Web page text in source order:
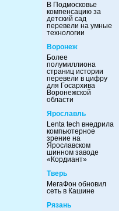
В Подмосковье
компенсацию за
детский сад
перевели на умные
технологии
Воронеж
Более
полумиллиона
страниц истории
перевели в цифру
для Госархива
Воронежской
области
Ярославль
Lenta tech внедрила
компьютерное
зрение на
Ярославском
шинном заводе
«Кордиант»
Тверь
МегаФон обновил
сеть в Кашине
Рязань